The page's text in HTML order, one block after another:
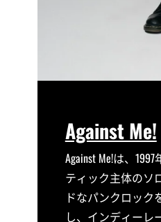
Against Me!
Against Me!は、
ティック主体のソ
ドなパンクロック
し、インディーレ